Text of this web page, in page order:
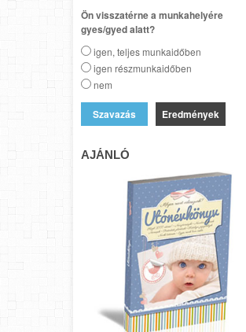
Ön visszatérne a munkahelyére
gyes/gyed alatt?
igen, teljes munkaidőben
igen részmunkaidőben
nem
Eredmények
AJÁNLÓ